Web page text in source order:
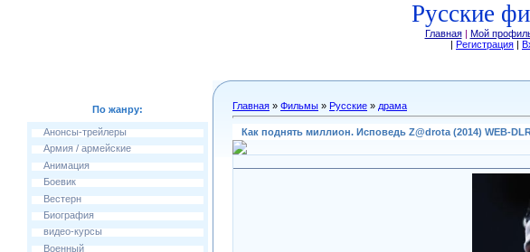
Русские
Главная| Мой
| Регистрация |
По жанру:
Анонсы-трейлеры
Армия / армейские
Анимация
Боевик
Вестерн
Биография
видео-курсы
Военный
Главная » Фильмы » Русские » драма
Как поднять миллион. Исповедь Z@drota (2014) WEB-